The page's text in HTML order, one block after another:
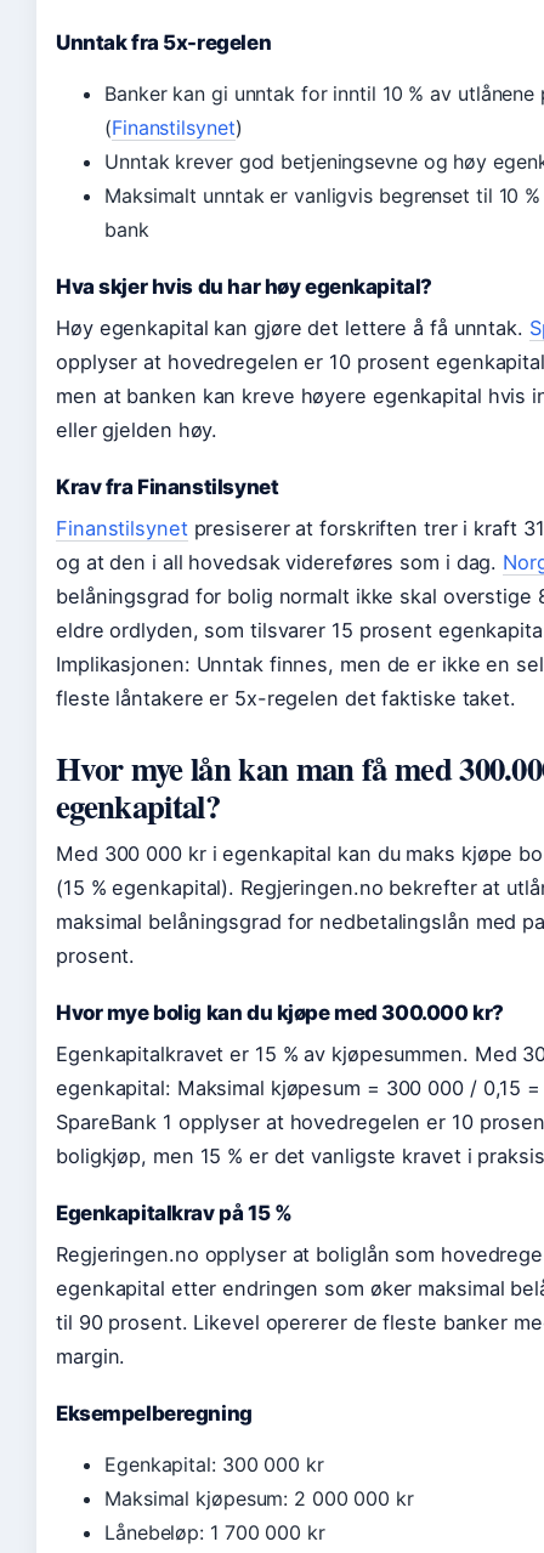
Unntak fra 5x-regelen
Banker kan gi unntak for inntil 10 % av
(Finanstilsynet)
Unntak krever god betjeningsevne og høy
Maksimalt unntak er vanligvis begrenset til 10
bank
Hva skjer hvis du har høy egenkapital?
Høy egenkapital kan gjøre det lettere å få unntak.
opplyser at hovedregelen er 10 prosent
men at banken kan kreve høyere egenkapital hvis
eller gjelden høy.
Krav fra Finanstilsynet
Finanstilsynetpresiserer at forskriften trer i kraft
og at den i all hovedsak videreføres som i dag.
belåningsgrad for bolig normalt ikke skal overstige
eldre ordlyden, som tilsvarer 15 prosent
Implikasjonen: Unntak finnes, men de er ikke en
fleste låntakere er 5x-regelen det faktiske taket.
Hvor mye lån kan man få med
egenkapital?
Med 300 000 kr i egenkapital kan du maks kjøpe
(15 % egenkapital). Regjeringen.no bekrefter at
maksimal belåningsgrad for nedbetalingslån med
prosent.
Hvor mye bolig kan du kjøpe med 300.000 kr?
Egenkapitalkravet er 15 % av kjøpesummen. Med
egenkapital: Maksimal kjøpesum = 300 000 / 0,15
SpareBank 1 opplyser at hovedregelen er 10
boligkjøp, men 15 % er det vanligste kravet i
Egenkapitalkrav på 15 %
Regjeringen.no opplyser at boliglån som
egenkapital etter endringen som øker maksimal
til 90 prosent. Likevel opererer de fleste banker
margin.
Eksempelberegning
Egenkapital: 300 000 kr
Maksimal kjøpesum: 2 000 000 kr
Lånebeløp: 1 700 000 kr